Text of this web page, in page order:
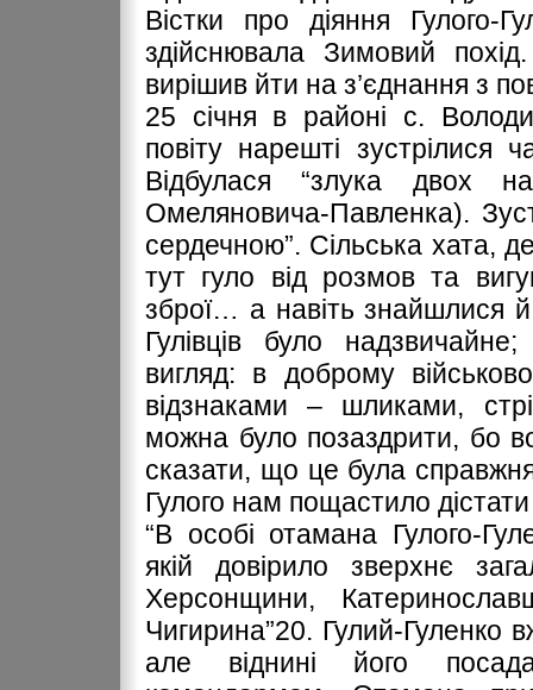
Вістки про діяння
здійснювала Зимовий
вирішив йти на з’єднання з
25 січня в районі с.
повіту нарешті зустрілися
Відбулася “злука двох
Омеляновича-Павленка).
сердечною”. Сільська хата,
тут гуло від розмов та
зброї… а навіть знайшлися й
Гулівців було
вигляд: в доброму
відзнаками – шликами,
можна було позаздрити, бо
сказати, що це була
Гулого нам пощастило
“В особі отамана Гулого-
якій довірило зверхнє
Херсонщини,
Чигирина”20. Гулий-Гуленко
але віднині його